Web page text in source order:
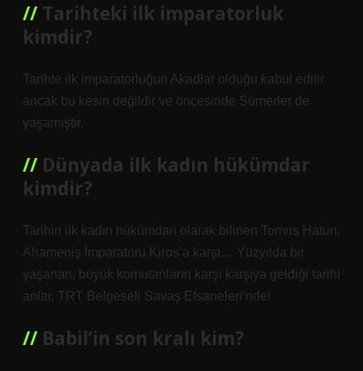
Tarihteki ilk imparatorluk
kimdir?
Tarihte ilk imparatorluğun Akadlar olduğu kabul edilir
ancak bu kesin değildir ve öncesinde Sümerler de
yaşamıştır.
Dünyada ilk kadın hükümdar
kimdir?
Tarihin ilk kadın hükümdarı olarak bilinen Tomris Hatun,
Ahameniş İmparatoru Kiros’a karşı… Yüzyılda bir
yaşanan, büyük komutanların karşı karşıya geldiği tarihi
anlar, TRT Belgeseli Savaş Efsaneleri’nde!
Babil’in son kralı kim?